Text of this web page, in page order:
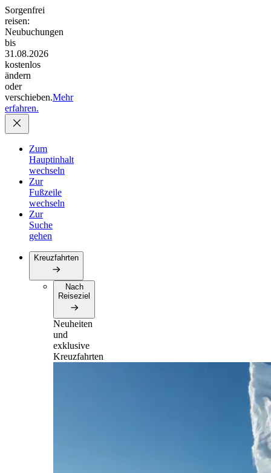
Sorgenfrei
reisen:
Neubuchungen
bis
31.08.2026
kostenlos
ändern
oder
verschieben.Mehr
erfahren.
Zum
Hauptinhalt
wechseln
Zur
Fußzeile
wechseln
Zur
Suche
gehen
Kreuzfahrten
Nach
Reiseziel
Neuheiten
und
exklusive
Kreuzfahrten